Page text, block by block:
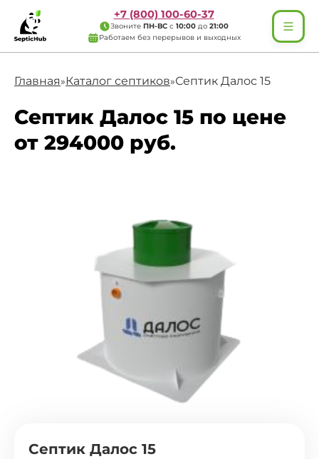
+7 (800) 100-60-37
Звоните ПН-ВС с 10:00 до 21:00
Работаем без перерывов и выходных
Главная»Каталог септиков»Септик Далос 15
Септик Далос 15 по цене
от 294000 руб.
Септик Далос 15